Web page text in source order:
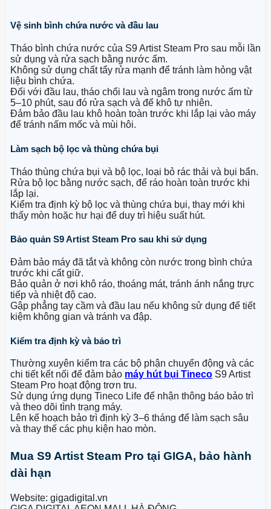
Vệ sinh bình chứa nước và đầu lau
Tháo bình chứa nước của S9 Artist Steam Pro sau mỗi lần
sử dụng và rửa sạch bằng nước ấm.
Không sử dụng chất tẩy rửa mạnh để tránh làm hỏng vật
liệu bình chứa.
Đối với đầu lau, tháo chổi lau và ngâm trong nước ấm từ
5–10 phút, sau đó rửa sạch và để khô tự nhiên.
Đảm bảo đầu lau khô hoàn toàn trước khi lắp lại vào máy
để tránh nấm mốc và mùi hôi.
Làm sạch bộ lọc và thùng chứa bụi
Tháo thùng chứa bụi và bộ lọc, loại bỏ rác thải và bụi bẩn.
Rửa bộ lọc bằng nước sạch, để ráo hoàn toàn trước khi
lắp lại.
Kiểm tra định kỳ bộ lọc và thùng chứa bụi, thay mới khi
thấy mòn hoặc hư hại để duy trì hiệu suất hút.
Bảo quản S9 Artist Steam Pro sau khi sử dụng
Đảm bảo máy đã tắt và không còn nước trong bình chứa
trước khi cất giữ.
Bảo quản ở nơi khô ráo, thoáng mát, tránh ánh nắng trực
tiếp và nhiệt độ cao.
Gập phẳng tay cầm và đầu lau nếu không sử dụng để tiết
kiệm không gian và tránh va đập.
Kiểm tra định kỳ và bảo trì
Thường xuyên kiểm tra các bộ phận chuyển động và các
chi tiết kết nối để đảm bảo máy hút bụi Tineco S9 Artist
Steam Pro hoạt động trơn tru.
Sử dụng ứng dụng Tineco Life để nhận thông báo bảo trì
và theo dõi tình trạng máy.
Lên kế hoạch bảo trì định kỳ 3–6 tháng để làm sạch sâu
và thay thế các phụ kiện hao mòn.
Mua S9 Artist Steam Pro tại GIGA, bảo hành
dài hạn
Website: gigadigital.vn